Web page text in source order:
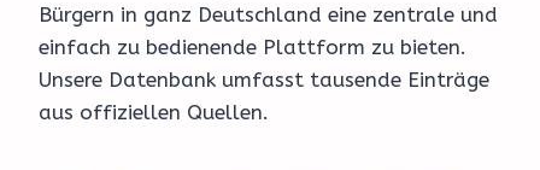
Bürgern in ganz Deutschland eine zentrale und
einfach zu bedienende Plattform zu bieten.
Unsere Datenbank umfasst tausende Einträge
aus offiziellen Quellen.